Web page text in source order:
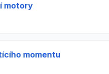
motory
momentu